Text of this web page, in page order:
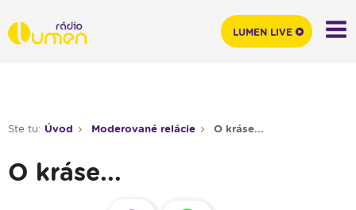
Ste tu: Úvod Moderované relácie O kráse...
O kráse...
LUMEN LIVE